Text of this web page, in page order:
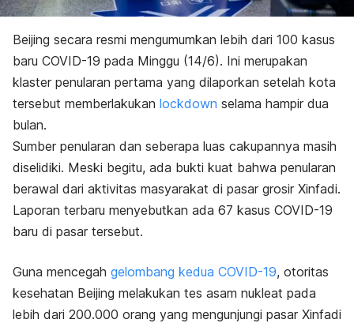
Beijing secara resmi mengumumkan lebih dari 100 kasus
baru COVID-19 pada Minggu (14/6). Ini merupakan
klaster penularan pertama yang dilaporkan setelah kota
tersebut memberlakukan lockdown selama hampir dua
bulan.
Sumber penularan dan seberapa luas cakupannya masih
diselidiki. Meski begitu, ada bukti kuat bahwa penularan
berawal dari aktivitas masyarakat di pasar grosir Xinfadi.
Laporan terbaru menyebutkan ada 67 kasus COVID-19
baru di pasar tersebut.
Guna mencegah gelombang kedua COVID-19, otoritas
kesehatan Beijing melakukan tes asam nukleat pada
lebih dari 200.000 orang yang mengunjungi pasar Xinfadi